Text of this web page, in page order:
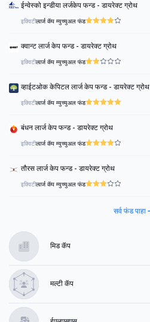
ईन्वेस्को इन्डीया लर्जकेप फन्ड - डायरेक्ट ग्रोथ
इक्विटीलार्ज कॅप म्युच्युअल फंड
क्वान्ट लार्ज केप फन्ड - डायरेक्ट ग्रोथ
इक्विटीलार्ज कॅप म्युच्युअल फंड
व्हाईटओक केपिटल लार्ज केप फन्ड - डायरेक्ट ग्रोथ
इक्विटीलार्ज कॅप म्युच्युअल फंड
बंधन लार्ज केप फन्ड - डायरेक्ट ग्रोथ
इक्विटीलार्ज कॅप म्युच्युअल फंड
तौरस लार्ज केप फन्ड - डायरेक्ट ग्रोथ
इक्विटीलार्ज कॅप म्युच्युअल फंड
सर्व फंड पाहा
मिड कॅप
मल्टी कॅप